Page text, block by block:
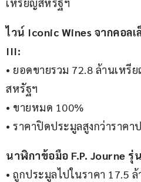
เหรียญสหรัฐฯ
ไวน์ Iconic Wines จากคอล
III:
• ยอดขายรวม 72.8 ล้านเหรี
สหรัฐฯ
• ขายหมด 100%
• ราคาปิดประมูลสูงกว่าราค
นาฬิกาข้อมือ F.P. Journe รุ่
• ถูกประมูลไปในราคา 17.5